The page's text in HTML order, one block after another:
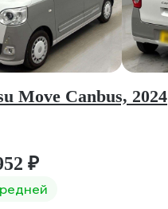
Move Canbus, 2024
₽